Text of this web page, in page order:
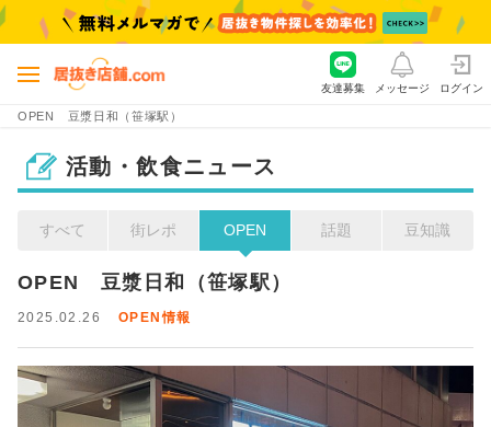
OPEN 豆漿日和（笹塚駅）
友達募集 メッセージ ログイン
活動・飲食ニュース
すべて 街レポ OPEN 話題 豆知識
OPEN　豆漿日和（笹塚駅）
2025.02.26 OPEN情報